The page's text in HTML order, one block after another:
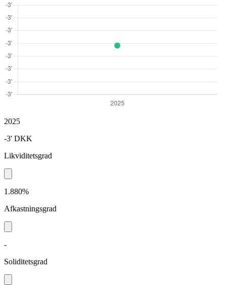
2025
-3' DKK
Likviditetsgrad
1.880%
Afkastningsgrad
-
Soliditetsgrad